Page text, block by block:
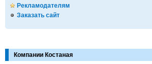
Рекламодателям
Заказать сайт
Компании Костаная